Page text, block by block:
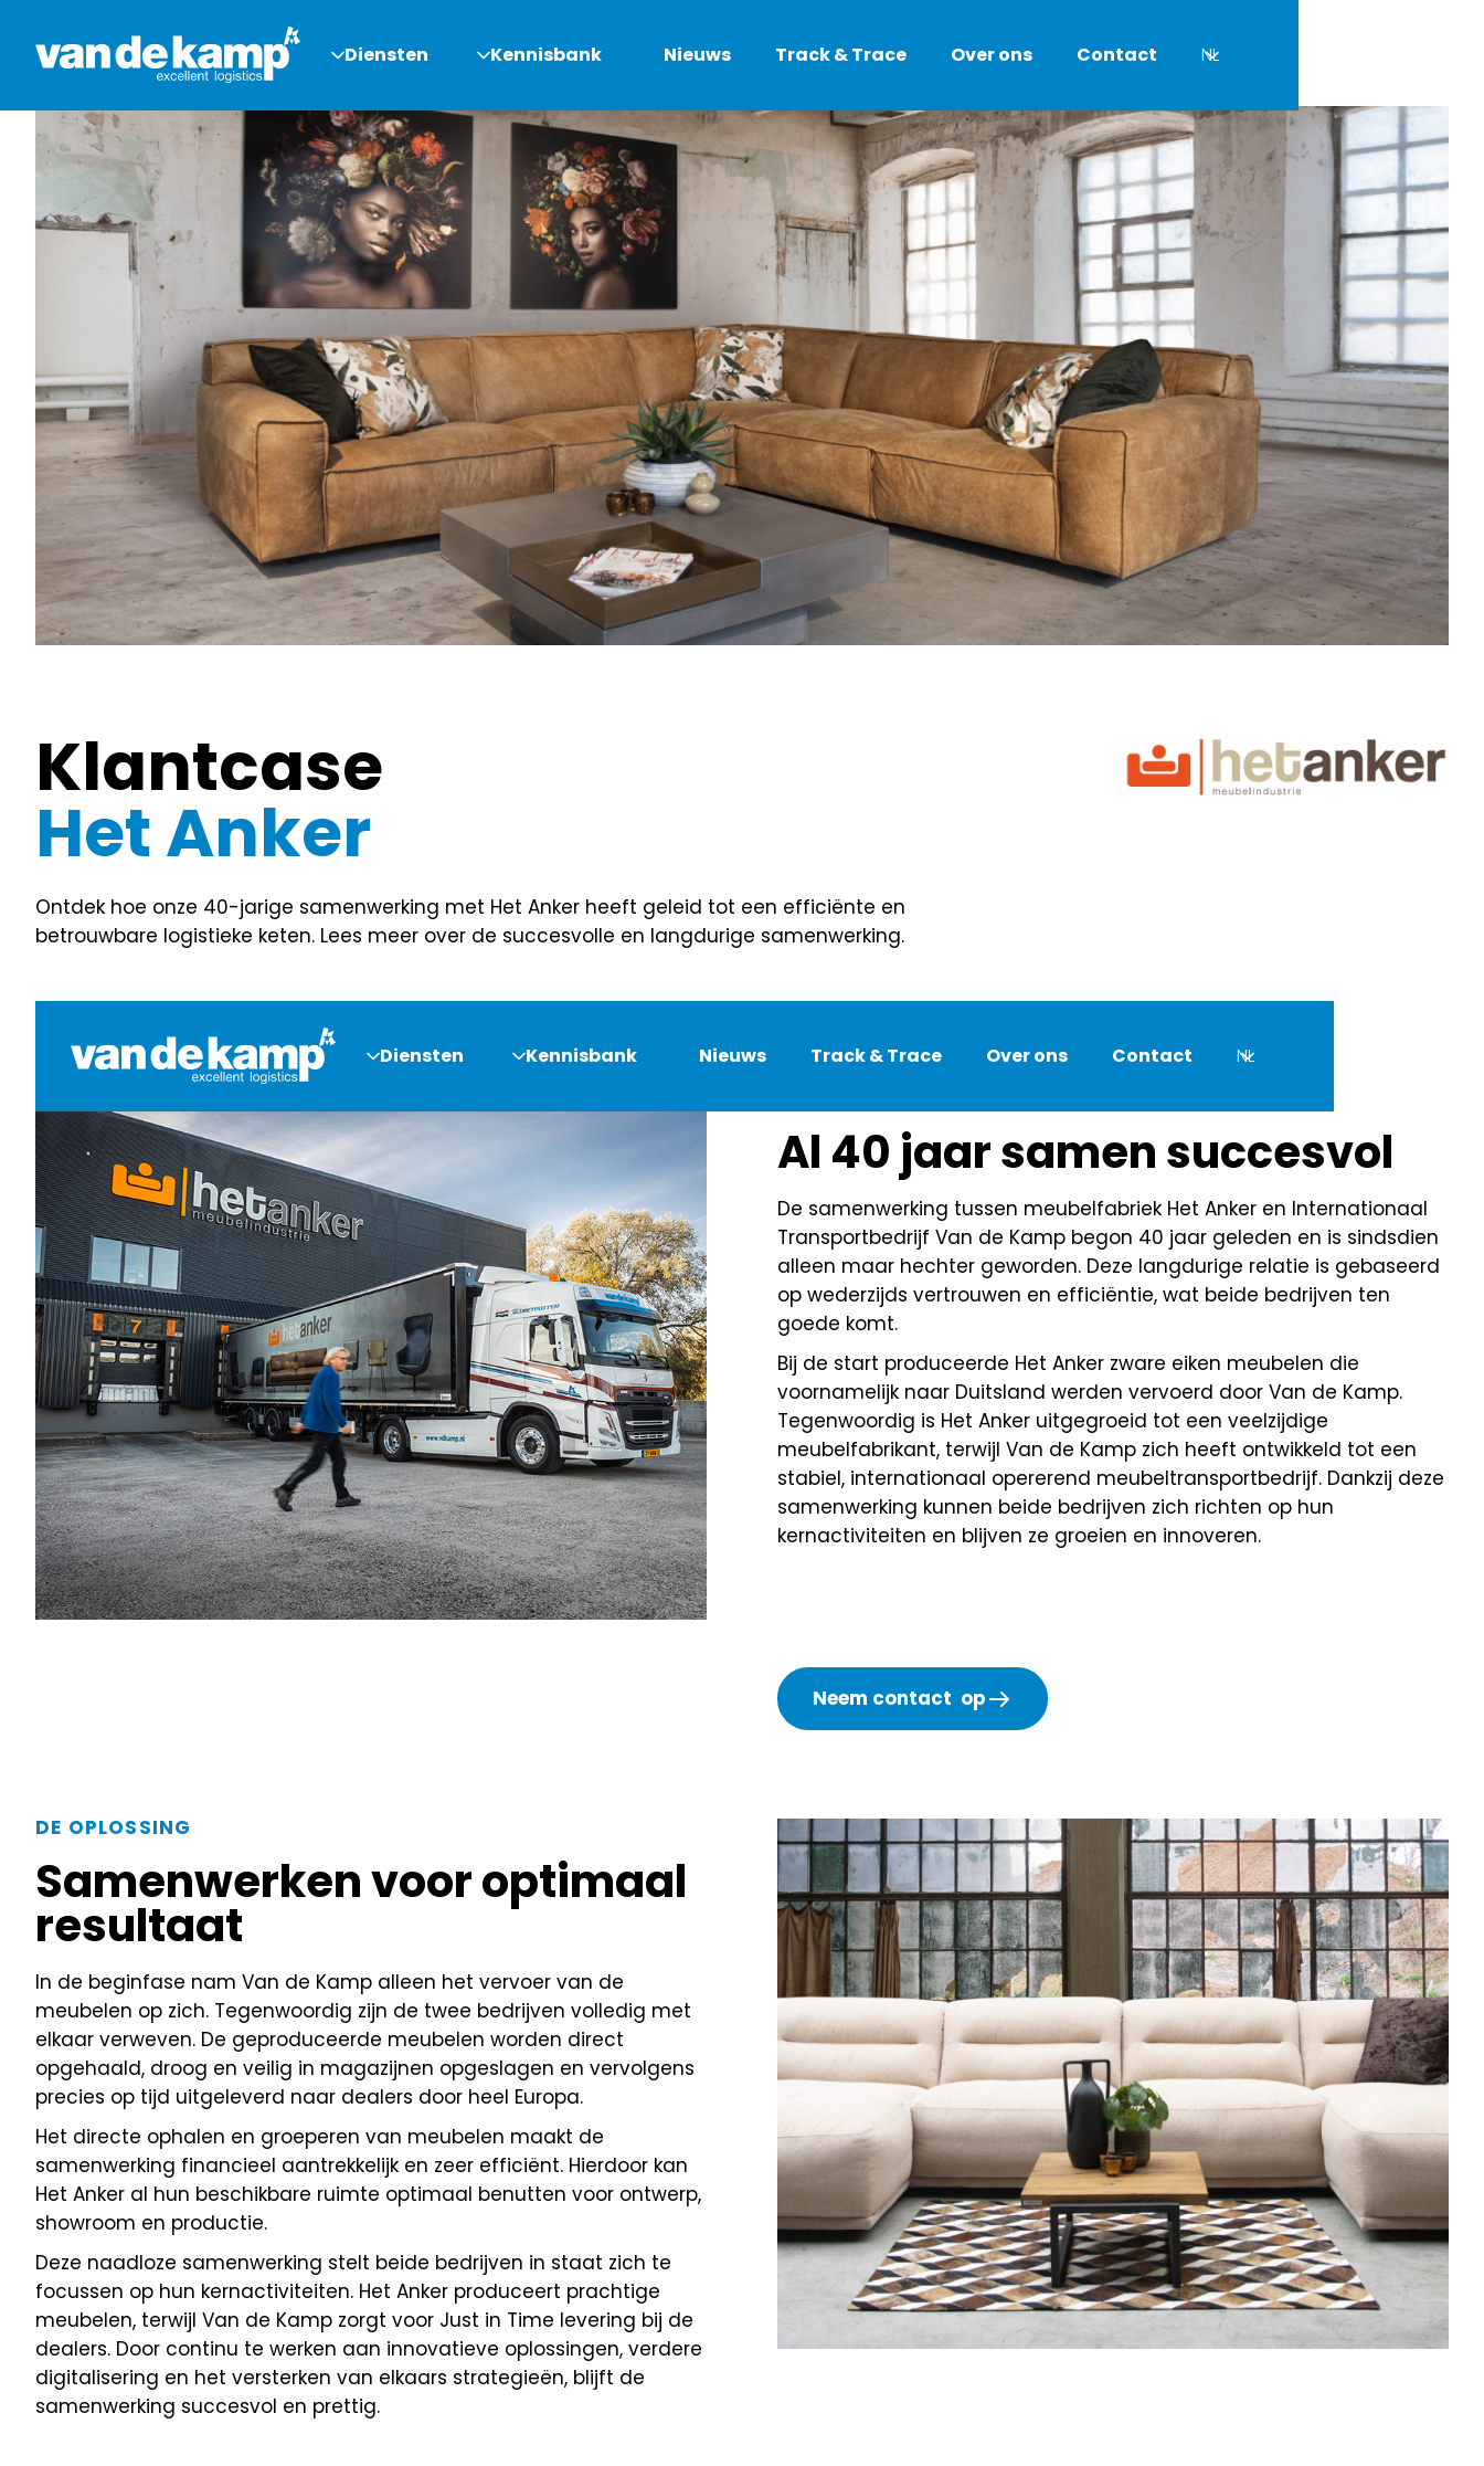
Diensten Kennisbank Nieuws Track & Trace Over ons Contact NL
Klantcase
Het Anker
Ontdek hoe onze 40-jarige samenwerking met Het Anker heeft geleid tot een efficiënte en
betrouwbare logistieke keten. Lees meer over de succesvolle en langdurige samenwerking.
Diensten Kennisbank Nieuws Track & Trace Over ons Contact NL
Al 40 jaar samen succesvol
De samenwerking tussen meubelfabriek Het Anker en Internationaal
Transportbedrijf Van de Kamp begon 40 jaar geleden en is sindsdien
alleen maar hechter geworden. Deze langdurige relatie is gebaseerd
op wederzijds vertrouwen en efficiëntie, wat beide bedrijven ten
goede komt.
Bij de start produceerde Het Anker zware eiken meubelen die
voornamelijk naar Duitsland werden vervoerd door Van de Kamp.
Tegenwoordig is Het Anker uitgegroeid tot een veelzijdige
meubelfabrikant, terwijl Van de Kamp zich heeft ontwikkeld tot een
stabiel, internationaal opererend meubeltransportbedrijf. Dankzij deze
samenwerking kunnen beide bedrijven zich richten op hun
kernactiviteiten en blijven ze groeien en innoveren.
Neem contact op
DE OPLOSSING
Samenwerken voor optimaal
resultaat
In de beginfase nam Van de Kamp alleen het vervoer van de
meubelen op zich. Tegenwoordig zijn de twee bedrijven volledig met
elkaar verweven. De geproduceerde meubelen worden direct
opgehaald, droog en veilig in magazijnen opgeslagen en vervolgens
precies op tijd uitgeleverd naar dealers door heel Europa.
Het directe ophalen en groeperen van meubelen maakt de
samenwerking financieel aantrekkelijk en zeer efficiënt. Hierdoor kan
Het Anker al hun beschikbare ruimte optimaal benutten voor ontwerp,
showroom en productie.
Deze naadloze samenwerking stelt beide bedrijven in staat zich te
focussen op hun kernactiviteiten. Het Anker produceert prachtige
meubelen, terwijl Van de Kamp zorgt voor Just in Time levering bij de
dealers. Door continu te werken aan innovatieve oplossingen, verdere
digitalisering en het versterken van elkaars strategieën, blijft de
samenwerking succesvol en prettig.